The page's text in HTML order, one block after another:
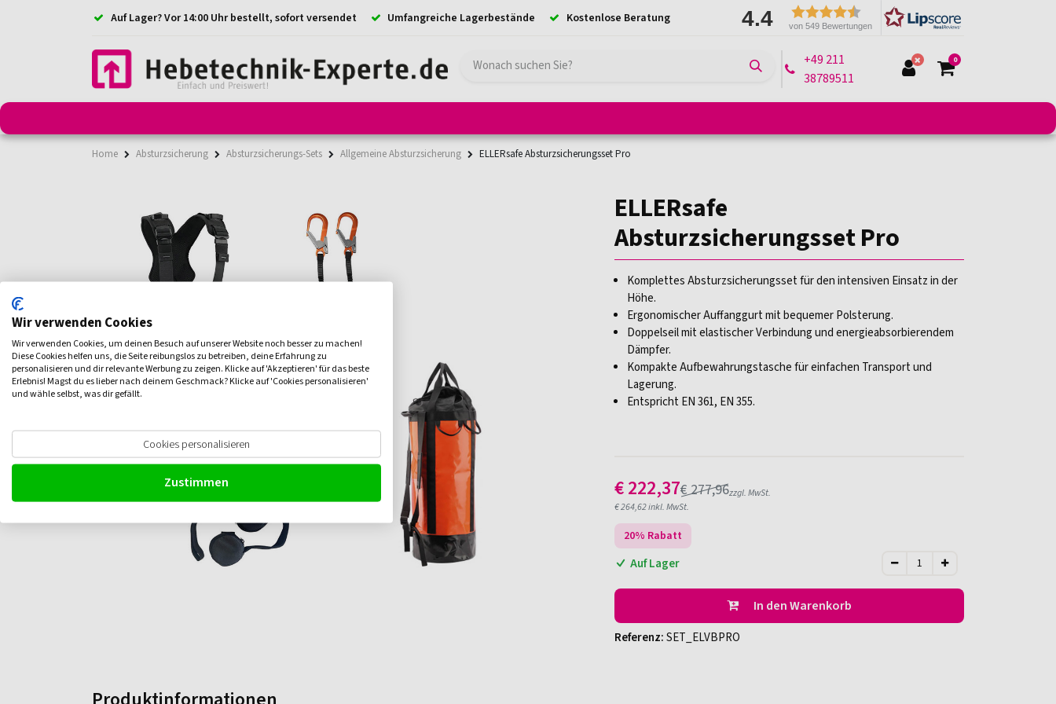
Auf Lager? Vor 14:00 Uhr bestellt, sofort versendet Umfangreiche Lagerbestände Kostenlose Beratung 4.4 von 549 Bewertungen
+49 211
38789511
0
Home Absturzsicherung Absturzsicherungs-Sets Allgemeine Absturzsicherung ELLERsafe Absturzsicherungsset Pro
ELLERsafe
Absturzsicherungsset Pro
Komplettes Absturzsicherungsset für den intensiven Einsatz in der
Höhe.
Ergonomischer Auffanggurt mit bequemer Polsterung.
Doppelseil mit elastischer Verbindung und energieabsorbierendem
Dämpfer.
Kompakte Aufbewahrungstasche für einfachen Transport und
Lagerung.
Entspricht EN 361, EN 355.
€222,37€277,96zzgl. MwSt.
€264,62inkl. MwSt.
20% Rabatt
Auf Lager
In den Warenkorb
Referenz:SET_ELVBPRO
Wir verwenden Cookies
Wir verwenden Cookies, um deinen Besuch auf unserer Website noch besser zu machen!
Diese Cookies helfen uns, die Seite reibungslos zu betreiben, deine Erfahrung zu
personalisieren und dir relevante Werbung zu zeigen. Klicke auf 'Akzeptieren' für das beste
Erlebnis! Magst du es lieber nach deinem Geschmack? Klicke auf 'Cookies personalisieren'
und wähle selbst, was dir gefällt.
Cookies personalisieren
Zustimmen